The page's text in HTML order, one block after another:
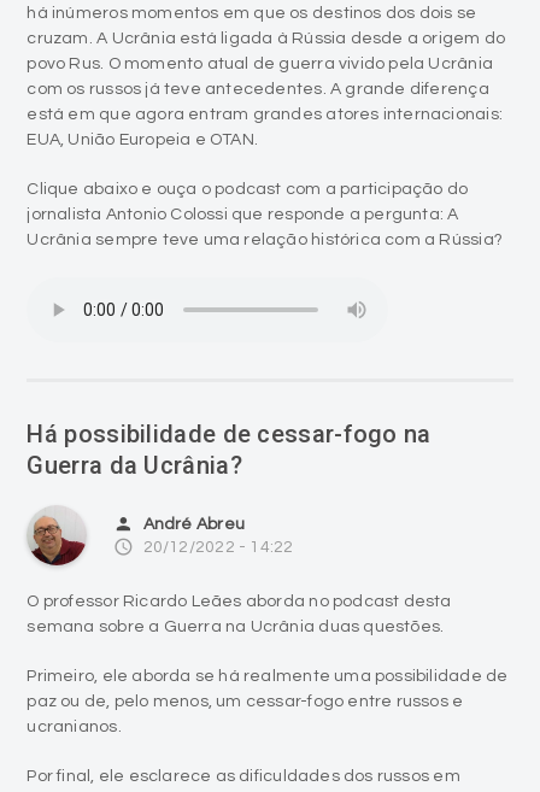
há inúmeros momentos em que os destinos dos dois se
cruzam. A Ucrânia está ligada à Rússia desde a origem do
povo Rus. O momento atual de guerra vivido pela Ucrânia
com os russos já teve antecedentes. A grande diferença
está em que agora entram grandes atores internacionais:
EUA, União Europeia e OTAN.
Clique abaixo e ouça o podcast com a participação do
jornalista Antonio Colossi que responde a pergunta: A
Ucrânia sempre teve uma relação histórica com a Rússia?
Há possibilidade de cessar-fogo na
Guerra da Ucrânia?
person André Abreu
access_time 20/12/2022 - 14:22
O professor Ricardo Leães aborda no podcast desta
semana sobre a Guerra na Ucrânia duas questões.
Primeiro, ele aborda se há realmente uma possibilidade de
paz ou de, pelo menos, um cessar-fogo entre russos e
ucranianos.
Por final, ele esclarece as dificuldades dos russos em